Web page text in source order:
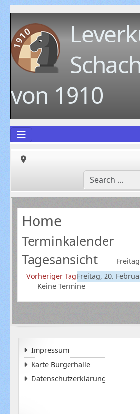
von 1910
Home
Terminkalender
Tagesansicht
Vorheriger TagFreitag, 20.
Keine Termine
Impressum
Karte Bürgerhalle
Datenschutzerklärung